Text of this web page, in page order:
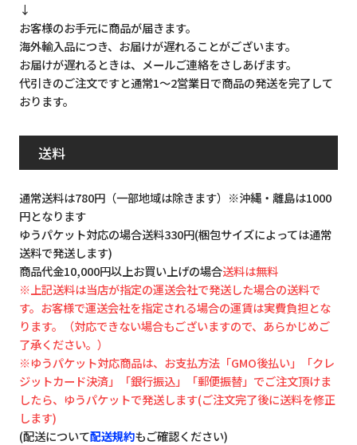
↓
お客様のお手元に商品が届きます。
海外輸入品につき、お届けが遅れることがございます。
お届けが遅れるときは、メールご連絡をさしあげます。
代引きのご注文ですと通常1～2営業日で商品の発送を完了して
おります。
送料
通常送料は780円（一部地域は除きます）※沖縄・離島は1000
円となります
ゆうパケット対応の場合送料330円(梱包サイズによっては通常
送料で発送します)
商品代金10,000円以上お買い上げの場合送料は無料
※上記送料は当店が指定の運送会社で発送した場合の送料で
す。お客様で運送会社を指定される場合の運賃は実費負担とな
ります。（対応できない場合もございますので、あらかじめご
了承ください。）
※ゆうパケット対応商品は、お支払方法「GMO後払い」「クレ
ジットカード決済」「銀行振込」「郵便振替」でご注文頂けま
したら、ゆうパケットで発送します(ご注文完了後に送料を修正
します)
(配送について配送規約もご確認ください)